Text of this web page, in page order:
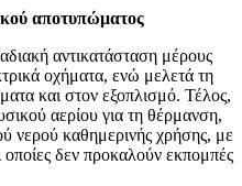
αποτυπώματος
αντικατάσταση μέρους
οχήματα, ενώ μελετά τη
και στον εξοπλισμό. Τέλος,
αερίου για τη θέρμανση,
νερού καθημερινής χρήσης, με
οποίες δεν προκαλούν εκπομπές